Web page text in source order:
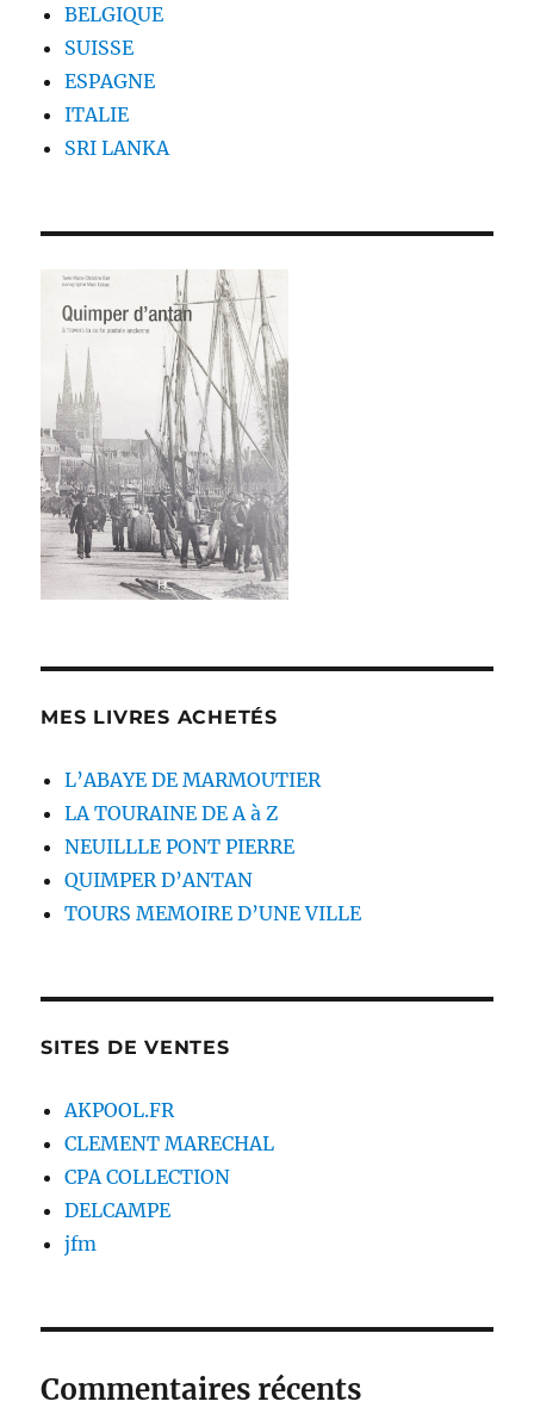
BELGIQUE
SUISSE
ESPAGNE
ITALIE
SRI LANKA
MES LIVRES ACHETÉS
L’ABAYE DE MARMOUTIER
LA TOURAINE DE A à Z
NEUILLLE PONT PIERRE
QUIMPER D’ANTAN
TOURS MEMOIRE D’UNE VILLE
SITES DE VENTES
AKPOOL.FR
CLEMENT MARECHAL
CPA COLLECTION
DELCAMPE
jfm
Commentaires récents